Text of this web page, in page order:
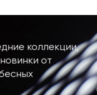
коллекции,
от